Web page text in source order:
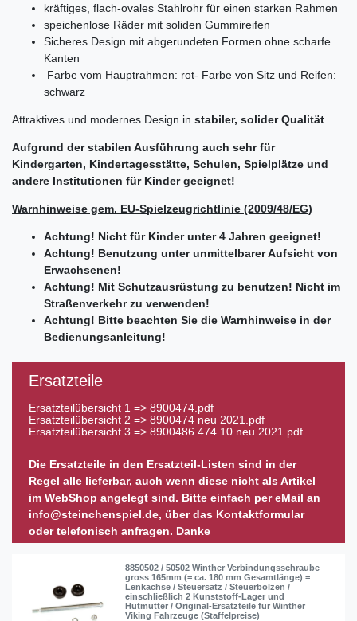
kräftiges, flach-ovales Stahlrohr für einen starken Rahmen
speichenlose Räder mit soliden Gummireifen
Sicheres Design mit abgerundeten Formen ohne scharfe
Kanten
Farbe vom Hauptrahmen: rot- Farbe von Sitz und Reifen:
schwarz
Attraktives und modernes Design in stabiler, solider Qualität
Aufgrund der stabilen Ausführung auch sehr für
Kindergarten, Kindertagesstätte, Schulen, Spielplätze und
andere Institutionen für Kinder geeignet!
Warnhinweise gem. EU-Spielzeugrichtlinie (2009/48/EG)
Achtung! Nicht für Kinder unter 4 Jahren geeignet!
Achtung! Benutzung unter unmittelbarer Aufsicht von
Erwachsenen!
Achtung! Mit Schutzausrüstung zu benutzen! Nicht im
Straßenverkehr zu verwenden!
Achtung! Bitte beachten Sie die Warnhinweise in der
Bedienungsanleitung!
Ersatzteile
Ersatzteilübersicht 1 => 8900474.pdf
Ersatzteilübersicht 2 => 8900474 neu 2021.pdf
Ersatzteilübersicht 3 => 8900486 474.10 neu 2021.pdf
Die Ersatzteile in den Ersatzteil-Listen sind in der
Regel alle lieferbar, auch wenn diese nicht als Artikel
im WebShop angelegt sind. Bitte einfach per eMail an
info@steinchenspiel.de, über das Kontaktformular
oder telefonisch anfragen. Danke
8850502 / 50502 Winther Verbindungsschraube
gross 165mm (= ca. 180 mm Gesamtlänge) =
Lenkachse / Steuersatz / Steuerbolzen /
einschließlich 2 Kunststoff-Lager und
Hutmutter / Original-Ersatzteile für Winther
Viking Fahrzeuge (Staffelpreise)